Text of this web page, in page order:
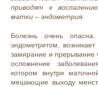
приводят к
матки – эндометрия.
Болезнь очень
эндометритом,
замирание и
осложнение
котором внутри
мешающие выходу